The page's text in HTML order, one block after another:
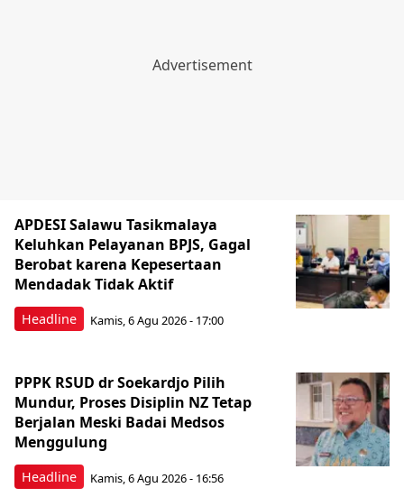
Headline
APDESI Salawu Tasikmalaya
Keluhkan Pelayanan BPJS, Gagal
Berobat karena Kepesertaan
Mendadak Tidak Aktif
Kamis, 6 Agu 2026 - 17:00
Headline
PPPK RSUD dr Soekardjo Pilih
Mundur, Proses Disiplin NZ Tetap
Berjalan Meski Badai Medsos
Menggulung
Kamis, 6 Agu 2026 - 16:56